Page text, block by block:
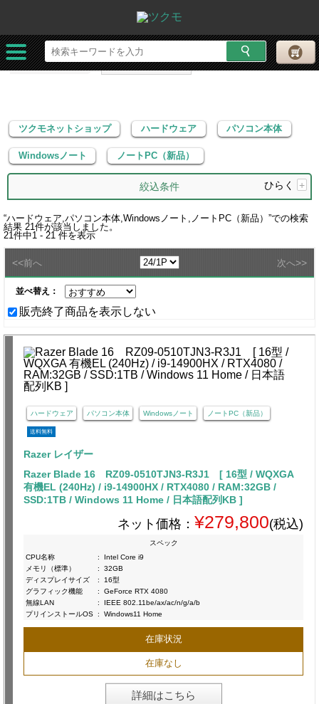
ツクモネットショップ ハードウェア
パソコン本体
Windowsノート
ノートPC（新品）
ツクモネットショップ ハードウェア パソコン本体
Windowsノート ノートPC（新品）
絞込条件 ひらく +
“ハードウェア,パソコン本体,Windowsノート,ノートPC（新品） ”での検索
結果 21件が該当しました。
21件中1 - 21 件を表示
<<前へ 次へ>>
並べ替え：
販売終了商品を表示しない
ハードウェア パソコン本体 Windowsノート ノートPC（新品）
送料無料
Razer レイザー
Razer Blade 16 RZ09-0510TJN3-R3J1 [ 16型 / WQXGA
有機EL (240Hz) / i9-14900HX / RTX4080 / RAM:32GB /
SSD:1TB / Windows 11 Home / 日本語配列KB ]
ネット価格： ¥279,800(税込)
スペック
CPU名称
:
Intel Core i9
メモリ（標準）
:
32GB
ディスプレイサイズ
:
16型
グラフィック機能
:
GeForce RTX 4080
無線LAN
:
IEEE 802.11be/ax/ac/n/g/a/b
プリインストールOS : Windows11 Home
在庫状況
在庫なし
詳細はこちら